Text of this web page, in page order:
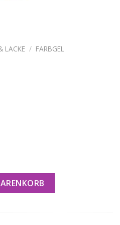
LACKE / FARBGEL